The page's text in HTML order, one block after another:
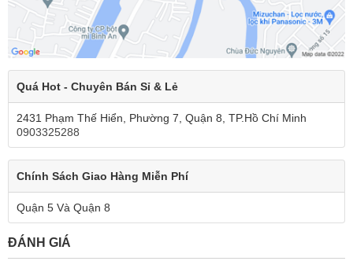
Quá Hot - Chuyên Bán Sỉ & Lẻ
2431 Phạm Thế Hiển, Phường 7, Quận 8, TP.Hồ Chí Minh
0903325288
Chính Sách Giao Hàng Miễn Phí
Quận 5 Và Quận 8
ĐÁNH GIÁ